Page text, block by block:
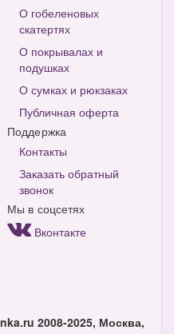
О гобеленовых
скатертях
О покрывалах и
подушках
О сумках и рюкзаках
Публичная оферта
Поддержка
Контакты
Заказать обратный
звонок
Мы в соцсетях
Вконтакте
2008-2025, Москва,